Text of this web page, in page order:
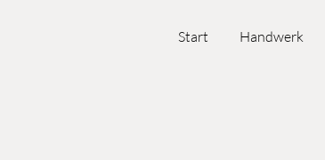
Start Handwerk